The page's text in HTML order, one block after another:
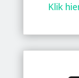
Klik